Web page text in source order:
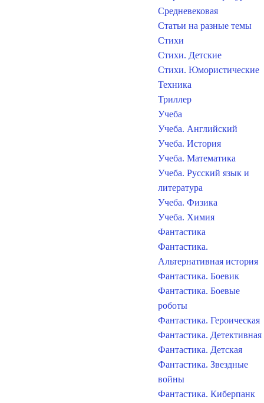
Средневековая
Статьи на разные темы
Стихи
Стихи. Детские
Стихи. Юмористические
Техника
Триллер
Учеба
Учеба. Английский
Учеба. История
Учеба. Математика
Учеба. Русский язык и
литература
Учеба. Физика
Учеба. Химия
Фантастика
Фантастика.
Альтернативная история
Фантастика. Боевик
Фантастика. Боевые
роботы
Фантастика. Героическая
Фантастика. Детективная
Фантастика. Детская
Фантастика. Звездные
войны
Фантастика. Киберпанк